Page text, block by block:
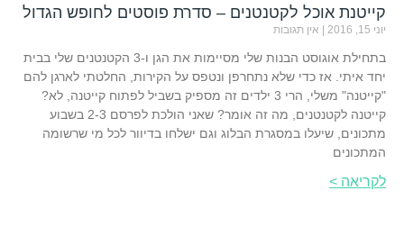
קייטנת אוכל לקטנטנים – סדרת פוסטים לחופש הגדול
יוני 15, 2016 אין תגובות
בתחילת אוגוסט הבנות שלי מסיימות את הגן ו-3 הקטנטנים שלי בבית
יחד איתי. אז כדי שלא נתחרפן ונטפס על הקירות, החלטתי לארגן להם
"קייטנה" משלי, הרי 3 ילדים זה מספיק בשביל לפתוח קייטנה, לא?
קייטנה לקטנטנים, מה זה אומר? שאני הולכת לפרסם 2-3 בשבוע
מתכונים, שיעלו במסגרת הבלוג וגם ישלחו בדיוור לכל מי שרשומה
המתכונים
לקריאה >